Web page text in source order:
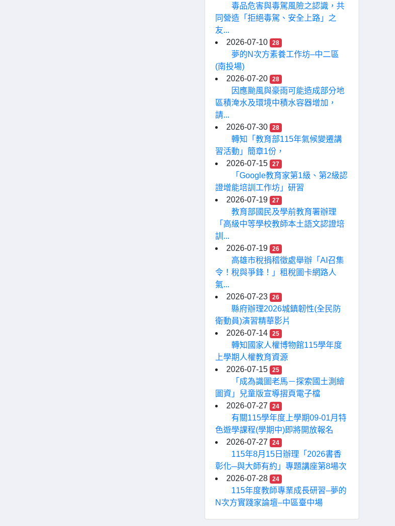
毒品危害與毒駕風險之認識，共
同營造「拒絕毒駕、安全上路」之
友...
2026-07-10
28
夢的N次方素養工作坊–中二區
(南投場)
2026-07-20
28
因應颱風與豪雨可能造成部分地
區積淹水及環境中積水容器增加，
請...
2026-07-30
28
轉知「教育部115年氣候變遷講
習活動」簡章1份，
2026-07-15
27
「Google教育家第1級、第2級認
證增能培訓工作坊」研習
2026-07-19
27
教育部國民及學前教育署辦理
「高級中等學校教師本土語文認證培
訓...
2026-07-19
26
高雄市稅捐稽徵處舉辦「AI召集
令！稅與爭鋒！」租稅圖卡網路人
氣...
2026-07-23
26
縣府辦理2026城鎮韌性(全民防
衛動員)演習精華影片
2026-07-14
25
轉知國家人權博物館115學年度
上學期人權教育資源
2026-07-15
25
「成為識圖老馬－探索國土測繪
圖資」兒童版宣導摺頁電子檔
2026-07-27
24
有關115學年度上學期09-01月特
色遊學課程(學期中)即將開放報名
2026-07-27
24
115年8月15日辦理「2026書香
彰化─與大師有約」專題講座第8場次
2026-07-28
24
115年度教師專業成長研習–夢的
N次方實踐家論壇–中區臺中場